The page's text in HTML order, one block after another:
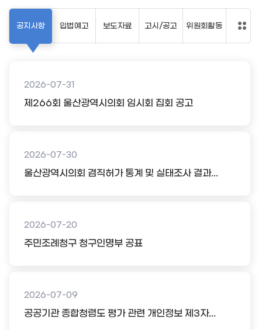
공지사항
2026-07-31
제266회 울산광역시의회 임시회 집회 공고
2026-07-30
울산광역시의회 겸직허가 통계 및 실태조사 결과...
2026-07-20
주민조례청구 청구인명부 공표
2026-07-09
공공기관 종합청렴도 평가 관련 개인정보 제3자...
입법예고 보도자료 고시/공고 위원회활동